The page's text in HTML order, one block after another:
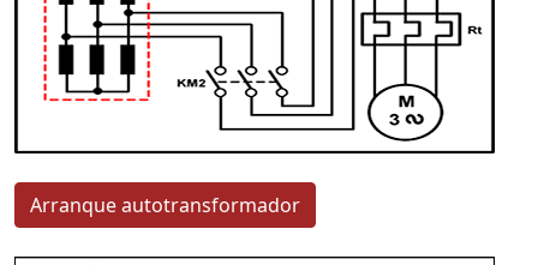
Arranque autotransformador